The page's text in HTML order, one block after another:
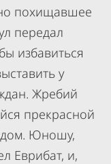
похищавшее
передал
избавиться
у
Жребий
прекрасной
Юношу,
Еврибат, и,